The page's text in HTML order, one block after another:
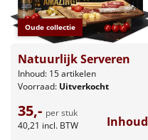
Oude collectie
Natuurlijk Serveren
Inhoud: 15 artikelen
Voorraad: Uitverkocht
35,- per stuk
40,21 incl. BTW Inhoud